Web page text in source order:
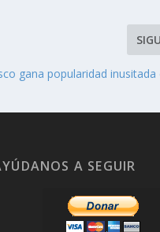
gana popularidad
A SEGUIR